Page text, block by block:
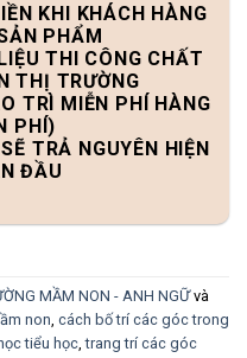
KHI KHÁCH HÀNG
PHẨM
THI CÔNG CHẤT
THỊ TRƯỜNG
TRÌ MIỄN PHÍ HÀNG
PHÍ)
TRẢ NGUYÊN HIỆN
ĐẦU
MẦM NON - ANH NGỮvà
non, cách bố trí các góc trong
tiểu học,trang trí các góc